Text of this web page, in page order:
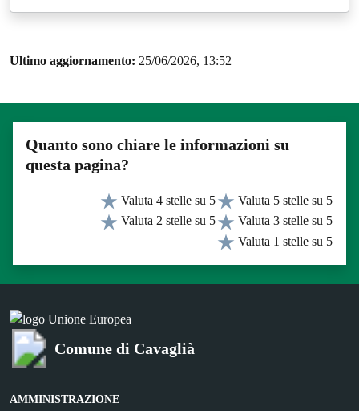
Ultimo aggiornamento: 25/06/2026, 13:52
Quanto sono chiare le informazioni su
questa pagina?
Valuta 5 stelle su 5
Valuta 4 stelle su 5
Valuta 3 stelle su 5
Valuta 2 stelle su 5
Valuta 1 stelle su 5
Comune di Cavaglià
AMMINISTRAZIONE